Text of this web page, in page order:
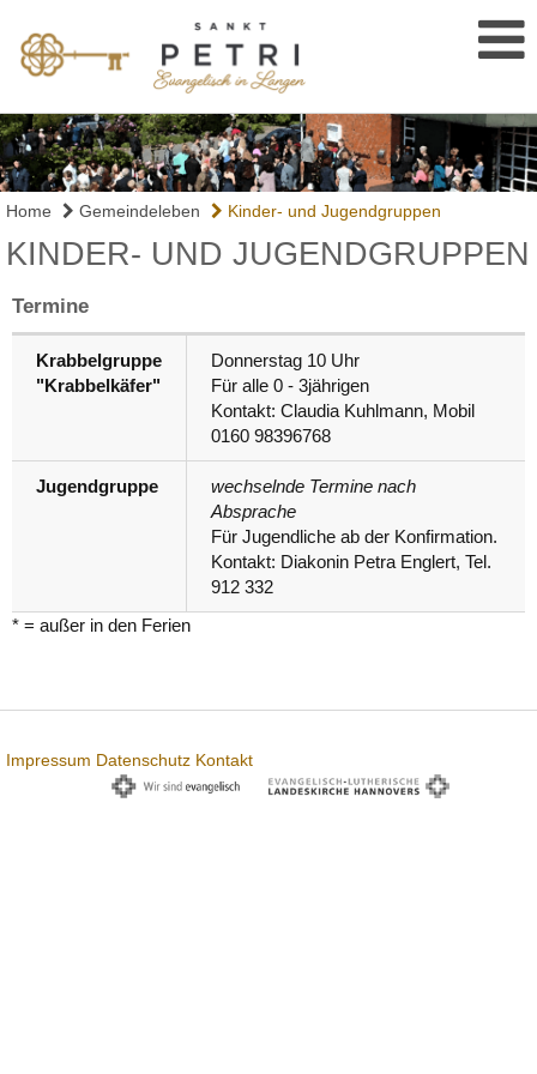
Home Gemeindeleben Kinder- und Jugendgruppen
KINDER- UND JUGENDGRUPPEN
Termine
Krabbelgruppe
"Krabbelkäfer"
Donnerstag 10 Uhr
Für alle 0 - 3jährigen
Kontakt: Claudia Kuhlmann, Mobil
0160 98396768
Jugendgruppe
wechselnde Termine nach
Absprache
Für Jugendliche ab der Konfirmation.
Kontakt: Diakonin Petra Englert, Tel.
912 332
* = außer in den Ferien
Impressum Datenschutz Kontakt